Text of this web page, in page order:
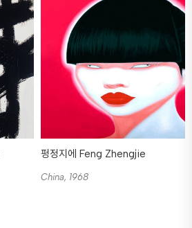
펑정지에 Feng Zhengjie
China, 1968